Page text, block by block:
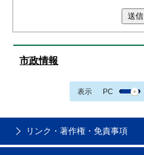
送信
市政情報
表示 PC
リンク・著作権・免責事項